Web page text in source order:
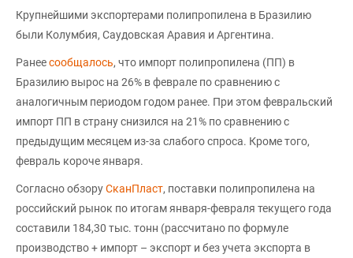
Крупнейшими экспортерами полипропилена в Бразилию
были Колумбия, Саудовская Аравия и Аргентина.
Ранеесообщалось, что импорт полипропилена (ПП) в
Бразилию вырос на 26% в феврале по сравнению с
аналогичным периодом годом ранее. При этом февральский
импорт ПП в страну снизился на 21% по сравнению с
предыдущим месяцем из-за слабого спроса. Кроме того,
февраль короче января.
Согласно обзоруСканПласт, поставки полипропилена на
российский рынок по итогам января-февраля текущего года
составили 184,30 тыс. тонн (рассчитано по формуле
производство + импорт – экспорт и без учета экспорта в